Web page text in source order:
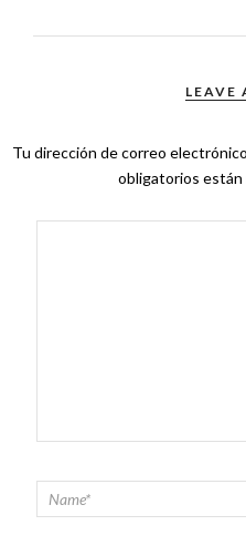
LEAVE
Tu dirección de correo
obligatorios están